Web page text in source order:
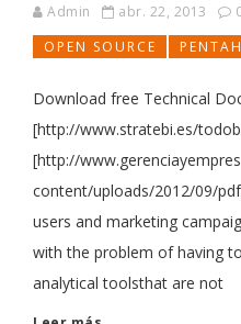
Admin abr. 22, 2013
OPEN SOURCE
Download free Technical
[http://www.stratebi.es/
[http://
content/uploads/2012/09/
users and marketing
with the problem of having
analytical toolsthat are not